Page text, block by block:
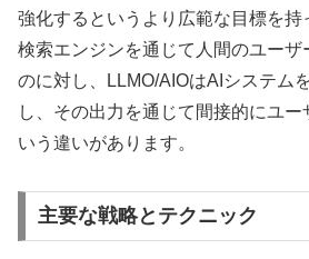
強化するというより広範な目標を持
検索エンジンを通じて人間のユーザ
のに対し、LLMO/AIOはAIシステム
し、その出力を通じて間接的にユー
いう違いがあります。
主要な戦略とテクニック